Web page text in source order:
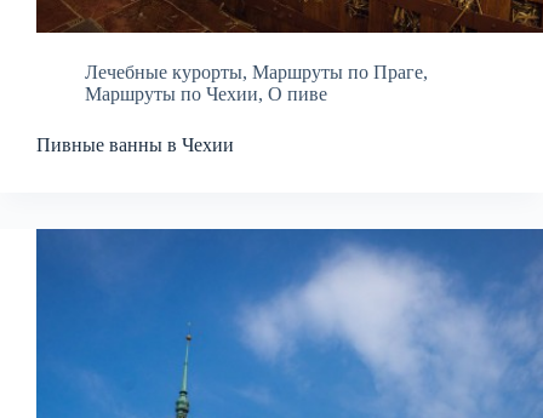
Лечебные курорты, Маршруты по Праге,
Маршруты по Чехии, О пиве
Пивные ванны в Чехии